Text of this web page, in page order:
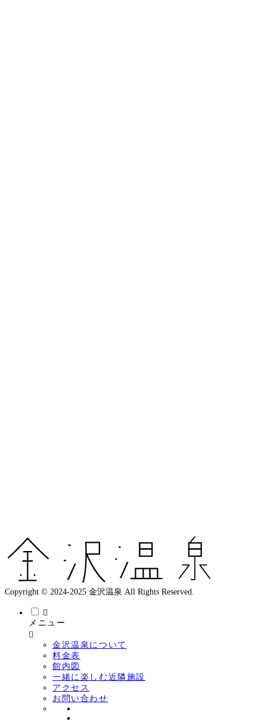
Copyright © 2024-2025 金沢温泉 All Rights Reserved.
メニュー
金沢温泉について
料金表
館内図
一緒に楽しむ近隣施設
アクセス
お問い合わせ